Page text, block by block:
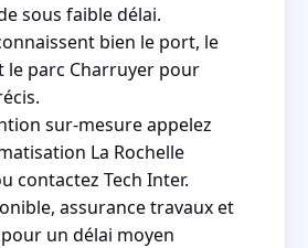
sous faible délai.
bien le port, le
le parc Charruyer pour
sur-mesure appelez
La Rochelle
contactez Tech Inter.
assurance travaux et
un délai moyen